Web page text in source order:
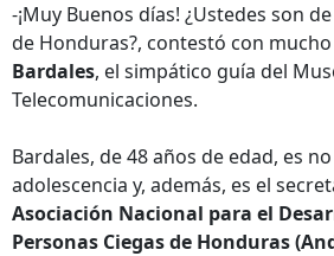
-¡Muy Buenos días! ¿Ustedes son
de Honduras?, contestó con
Bardales, el simpático guía del
Telecomunicaciones.
Bardales, de 48 años de edad, es
adolescencia y, además, es el
Asociación Nacional para el
Personas Ciegas de Honduras